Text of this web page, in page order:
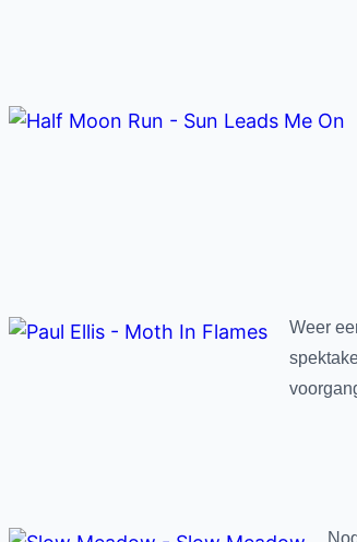
Weer